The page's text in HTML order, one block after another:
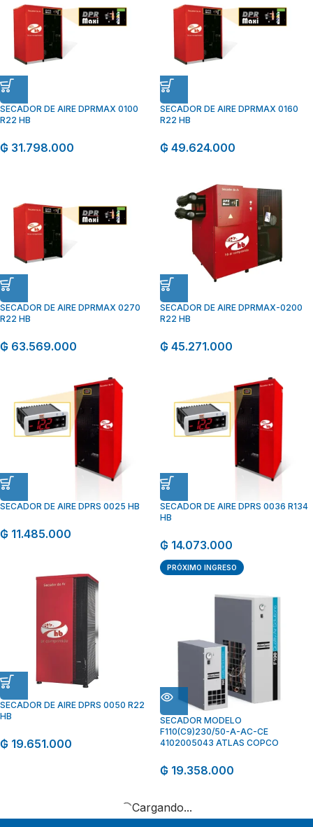
SECADOR DE AIRE DPRMAX 0100
R22 HB
₲ 31.798.000
SECADOR DE AIRE DPRMAX 0160
R22 HB
₲ 49.624.000
SECADOR DE AIRE DPRMAX 0270
R22 HB
₲ 63.569.000
SECADOR DE AIRE DPRMAX-0200
R22 HB
₲ 45.271.000
SECADOR DE AIRE DPRS 0025 HB
₲ 11.485.000
SECADOR DE AIRE DPRS 0036 R134
HB
₲ 14.073.000
SECADOR DE AIRE DPRS 0050 R22
HB
₲ 19.651.000
PRÓXIMO INGRESO
SECADOR MODELO
F110(C9)230/50-A-AC-CE
4102005043 ATLAS COPCO
₲ 19.358.000
Cargando...